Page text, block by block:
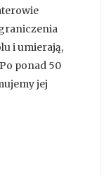
i umierają,
ponad 50
jej